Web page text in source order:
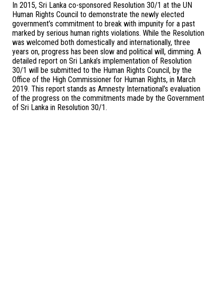
In 2015, Sri Lanka co-sponsored Resolution 30/1 at the UN
Human Rights Council to demonstrate the newly elected
government’s commitment to break with impunity for a past
marked by serious human rights violations. While the Resolution
was welcomed both domestically and internationally, three
years on, progress has been slow and political will, dimming. A
detailed report on Sri Lanka’s implementation of Resolution
30/1 will be submitted to the Human Rights Council, by the
Office of the High Commissioner for Human Rights, in March
2019. This report stands as Amnesty International’s evaluation
of the progress on the commitments made by the Government
of Sri Lanka in Resolution 30/1.